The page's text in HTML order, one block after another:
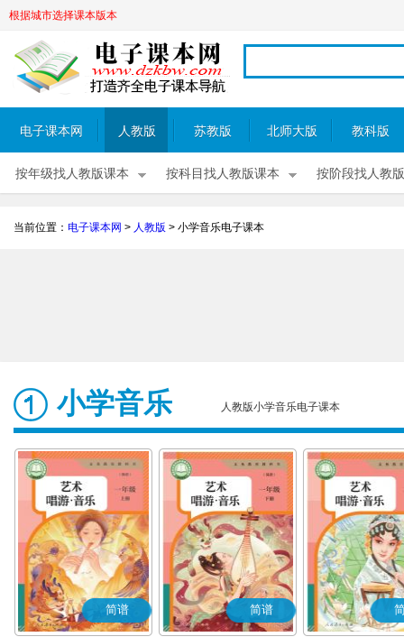
根据城市选择课本版本
电子课本网 人教版 苏教版 北师大版 教科版
按年级找人教版课本 按科目找人教版课本 按阶段找人教
当前位置： 电子课本网 > 人教版 > 小学音乐电子课本
小学音乐 人教版小学音乐电子课本
简谱 简谱